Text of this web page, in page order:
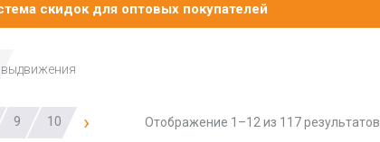
скидок для оптовых покупателей
9 10 › Отображение 1–12 из 117 результатов